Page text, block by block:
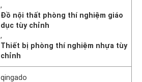
,
Đồ nội thất phòng thí nghiệm giáo
dục tùy chỉnh
,
Thiết bị phòng thí nghiệm nhựa tùy
chỉnh
qingado